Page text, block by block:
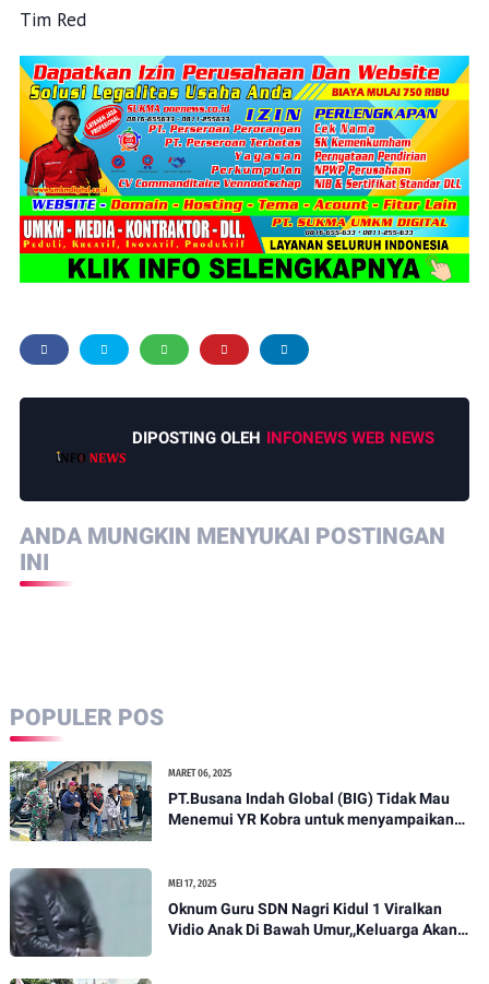
Tim Red
DIPOSTING OLEH INFONEWS WEB NEWS
ANDA MUNGKIN MENYUKAI POSTINGAN
INI
POPULER POS
MARET 06, 2025
PT.Busana Indah Global (BIG) Tidak Mau
Menemui YR Kobra untuk menyampaikan
MEI 17, 2025
Oknum Guru SDN Nagri Kidul 1 Viralkan
Vidio Anak Di Bawah Umur,,Keluarga Akan